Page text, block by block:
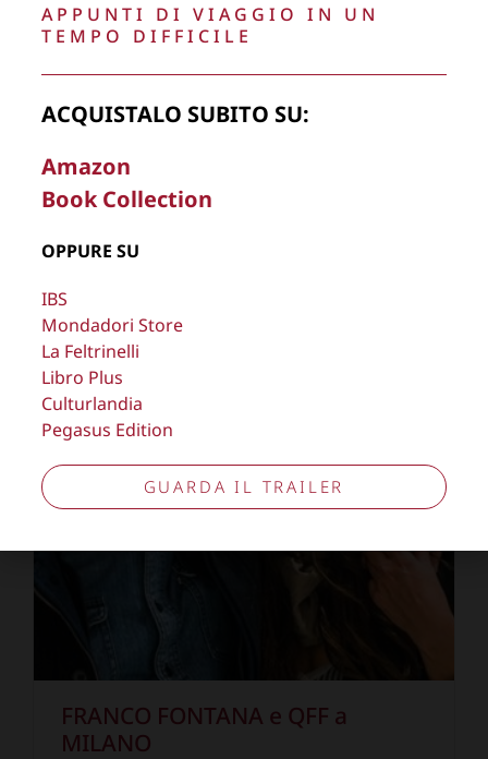
FRANCO FONTANA e QFF ad
ORBETELLO
18 AGOSTO 2017
FRANCO FONTANA e QFF a
MILANO
APPUNTI DI VIAGGIO IN UN
TEMPO DIFFICILE
ACQUISTALO SUBITO SU:
Amazon
Book Collection
OPPURE SU
IBS
Mondadori Store
La Feltrinelli
Libro Plus
Culturlandia
Pegasus Edition
GUARDA IL TRAILER